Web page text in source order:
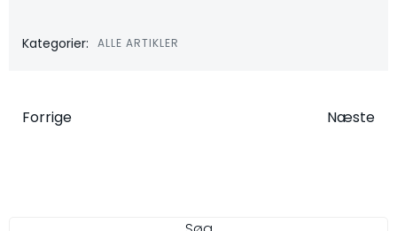
Kategorier: ALLE ARTIKLER
Indlægsnavigation
Forrige Næste